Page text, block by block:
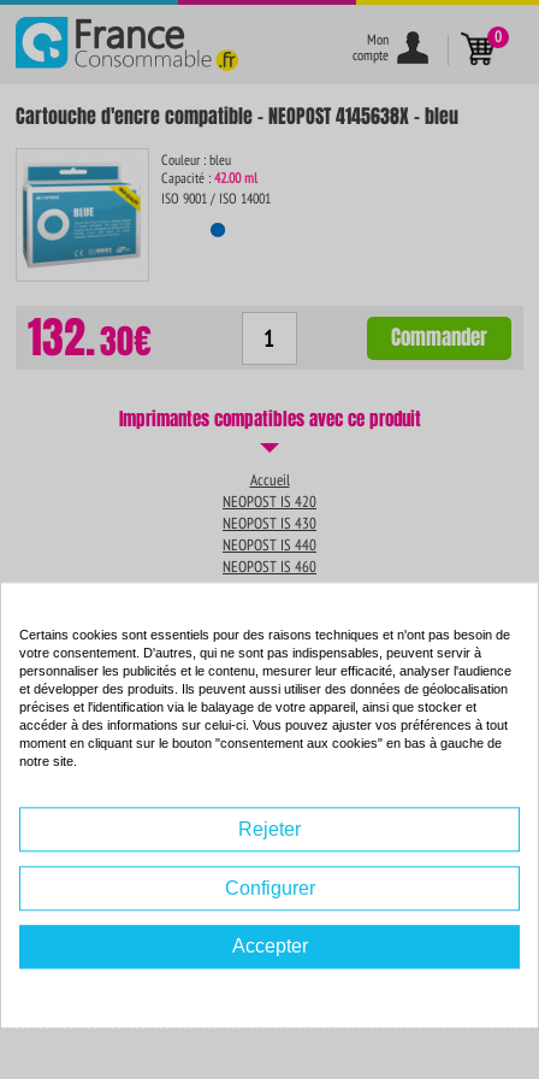
}
Mon
compte
0
Cartouche d'encre compatible - NEOPOST 4145638X - bleu
Couleur : bleu
Capacité :42.00 ml
ISO 9001 / ISO 14001
132.30€ Commander
Imprimantes compatibles avec ce produit
Accueil
NEOPOST IS 420
NEOPOST IS 430
NEOPOST IS 440
NEOPOST IS 460
Produits associés
Cartouche d'encre compatible - NEOPOST 4145638X - bleu
132.30€ Commander
Certains cookies sont essentiels pour des raisons techniques et n'ont pas besoin de
votre consentement. D'autres, qui ne sont pas indispensables, peuvent servir à
personnaliser les publicités et le contenu, mesurer leur efficacité, analyser l'audience
et développer des produits. Ils peuvent aussi utiliser des données de géolocalisation
précises et l'identification via le balayage de votre appareil, ainsi que stocker et
accéder à des informations sur celui-ci. Vous pouvez ajuster vos préférences à tout
moment en cliquant sur le bouton "consentement aux cookies" en bas à gauche de
notre site.
Rejeter
Configurer
Accepter